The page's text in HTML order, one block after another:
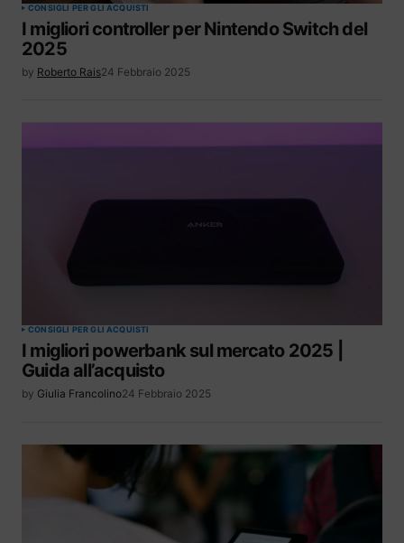
CONSIGLI PER GLI ACQUISTI
I migliori controller per Nintendo Switch del
2025
by Roberto Rais24 Febbraio 2025
CONSIGLI PER GLI ACQUISTI
I migliori powerbank sul mercato 2025 |
Guida all’acquisto
by Giulia Francolino24 Febbraio 2025